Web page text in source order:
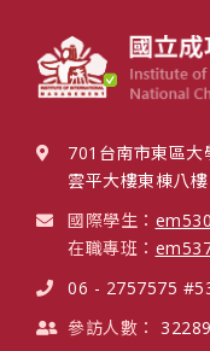
701台南市東區大
雲平大樓東棟八
國際學生：
在職專班：
06 - 2757575
參訪人數：